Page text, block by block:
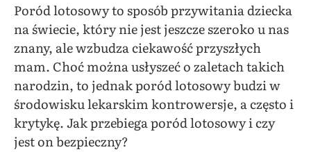
Poród lotosowy to sposób przywitania dziecka
na świecie, który nie jest jeszcze szeroko u nas
znany, ale wzbudza ciekawość przyszłych
mam. Choć można usłyszeć o zaletach takich
narodzin, to jednak poród lotosowy budzi w
środowisku lekarskim kontrowersje, a często i
krytykę. Jak przebiega poród lotosowy i czy
jest on bezpieczny?